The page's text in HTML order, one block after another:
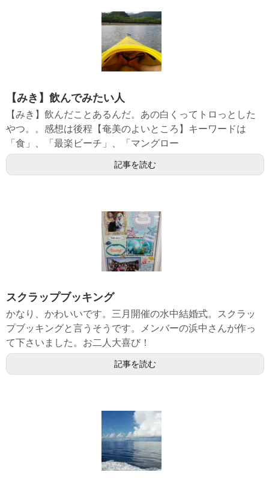
【みき】飲んでみたい人
【みき】飲んだことあるんだ。あの白くってトロっとした
やつ。。感想は後程【奄美のよいところ】キーワードは
「食」、「最楽ビーチ」、「マングロー
記事を読む
スクラップブッキング
かなり、かわいいです。三月開催の水中結婚式。スクラッ
プブッキングと言うそうです。メンバーの浜中さんが作っ
て下さいました。お二人大喜び！
記事を読む